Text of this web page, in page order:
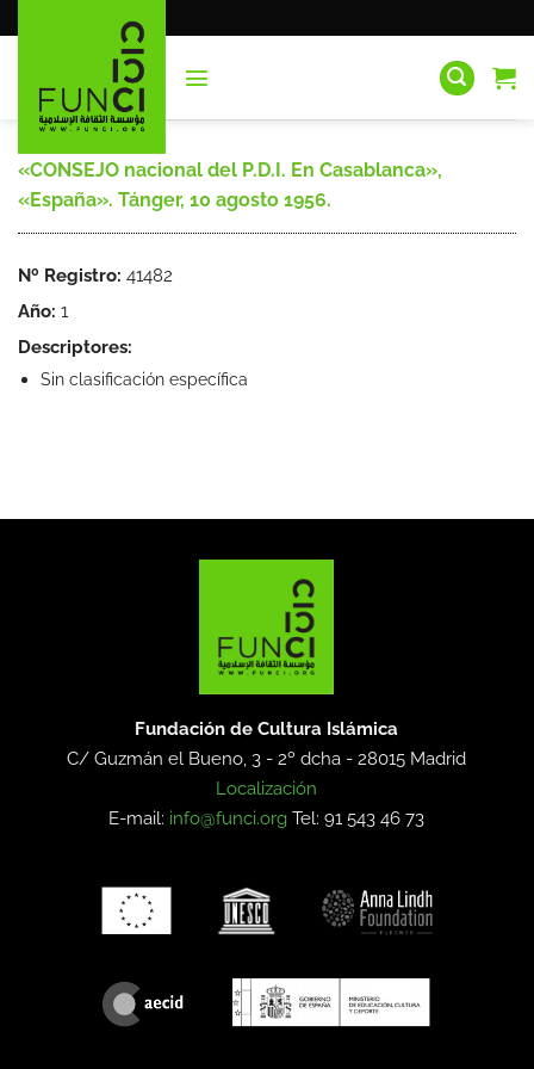
al
«CONSEJO nacional del P.D.I. En Casablanca»,
«España». Tánger, 10 agosto 1956.
Nº Registro: 41482
Año: 1
Descriptores:
Sin clasificación específica
Fundación de Cultura Islámica
C/ Guzmán el Bueno, 3 - 2º dcha -28015 Madrid
Localización
E-mail: info@funci.org Tel: 91 543 46 73